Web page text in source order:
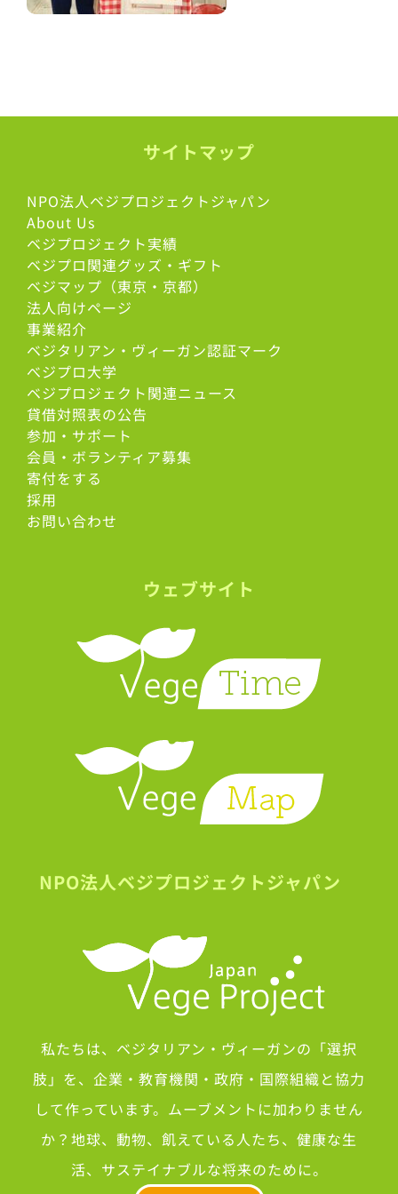
サイトマップ
NPO法人ベジプロジェクトジャパン
About Us
ベジプロジェクト実績
ベジプロ関連グッズ・ギフト
ベジマップ（東京・京都）
法人向けページ
事業紹介
ベジタリアン・ヴィーガン認証マーク
べジプロ大学
ベジプロジェクト関連ニュース
貸借対照表の公告
参加・サポート
会員・ボランティア募集
寄付をする
採用
お問い合わせ
ウェブサイト
NPO法人ベジプロジェクトジャパン
私たちは、ベジタリアン・ヴィーガンの「選択
肢」を、企業・教育機関・政府・国際組織と協力
して作っています。ムーブメントに加わりません
か？地球、動物、飢えている人たち、健康な生
活、サステイナブルな将来のために。